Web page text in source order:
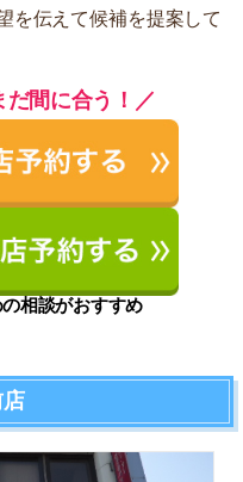
を伝えて候補を提案して
だ間に合う！／
相談がおすすめ